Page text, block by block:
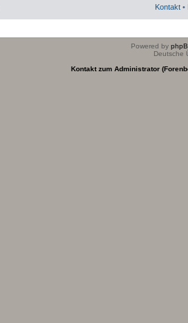
Kontakt •
Powered by
Deutsche
Kontakt zum Administrator